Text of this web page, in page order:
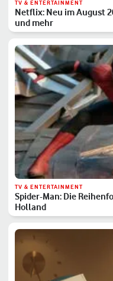
TV & ENTERTAINMENT
Netflix: Neu im August
und mehr
TV & ENTERTAINMENT
Spider-Man: Die
Holland